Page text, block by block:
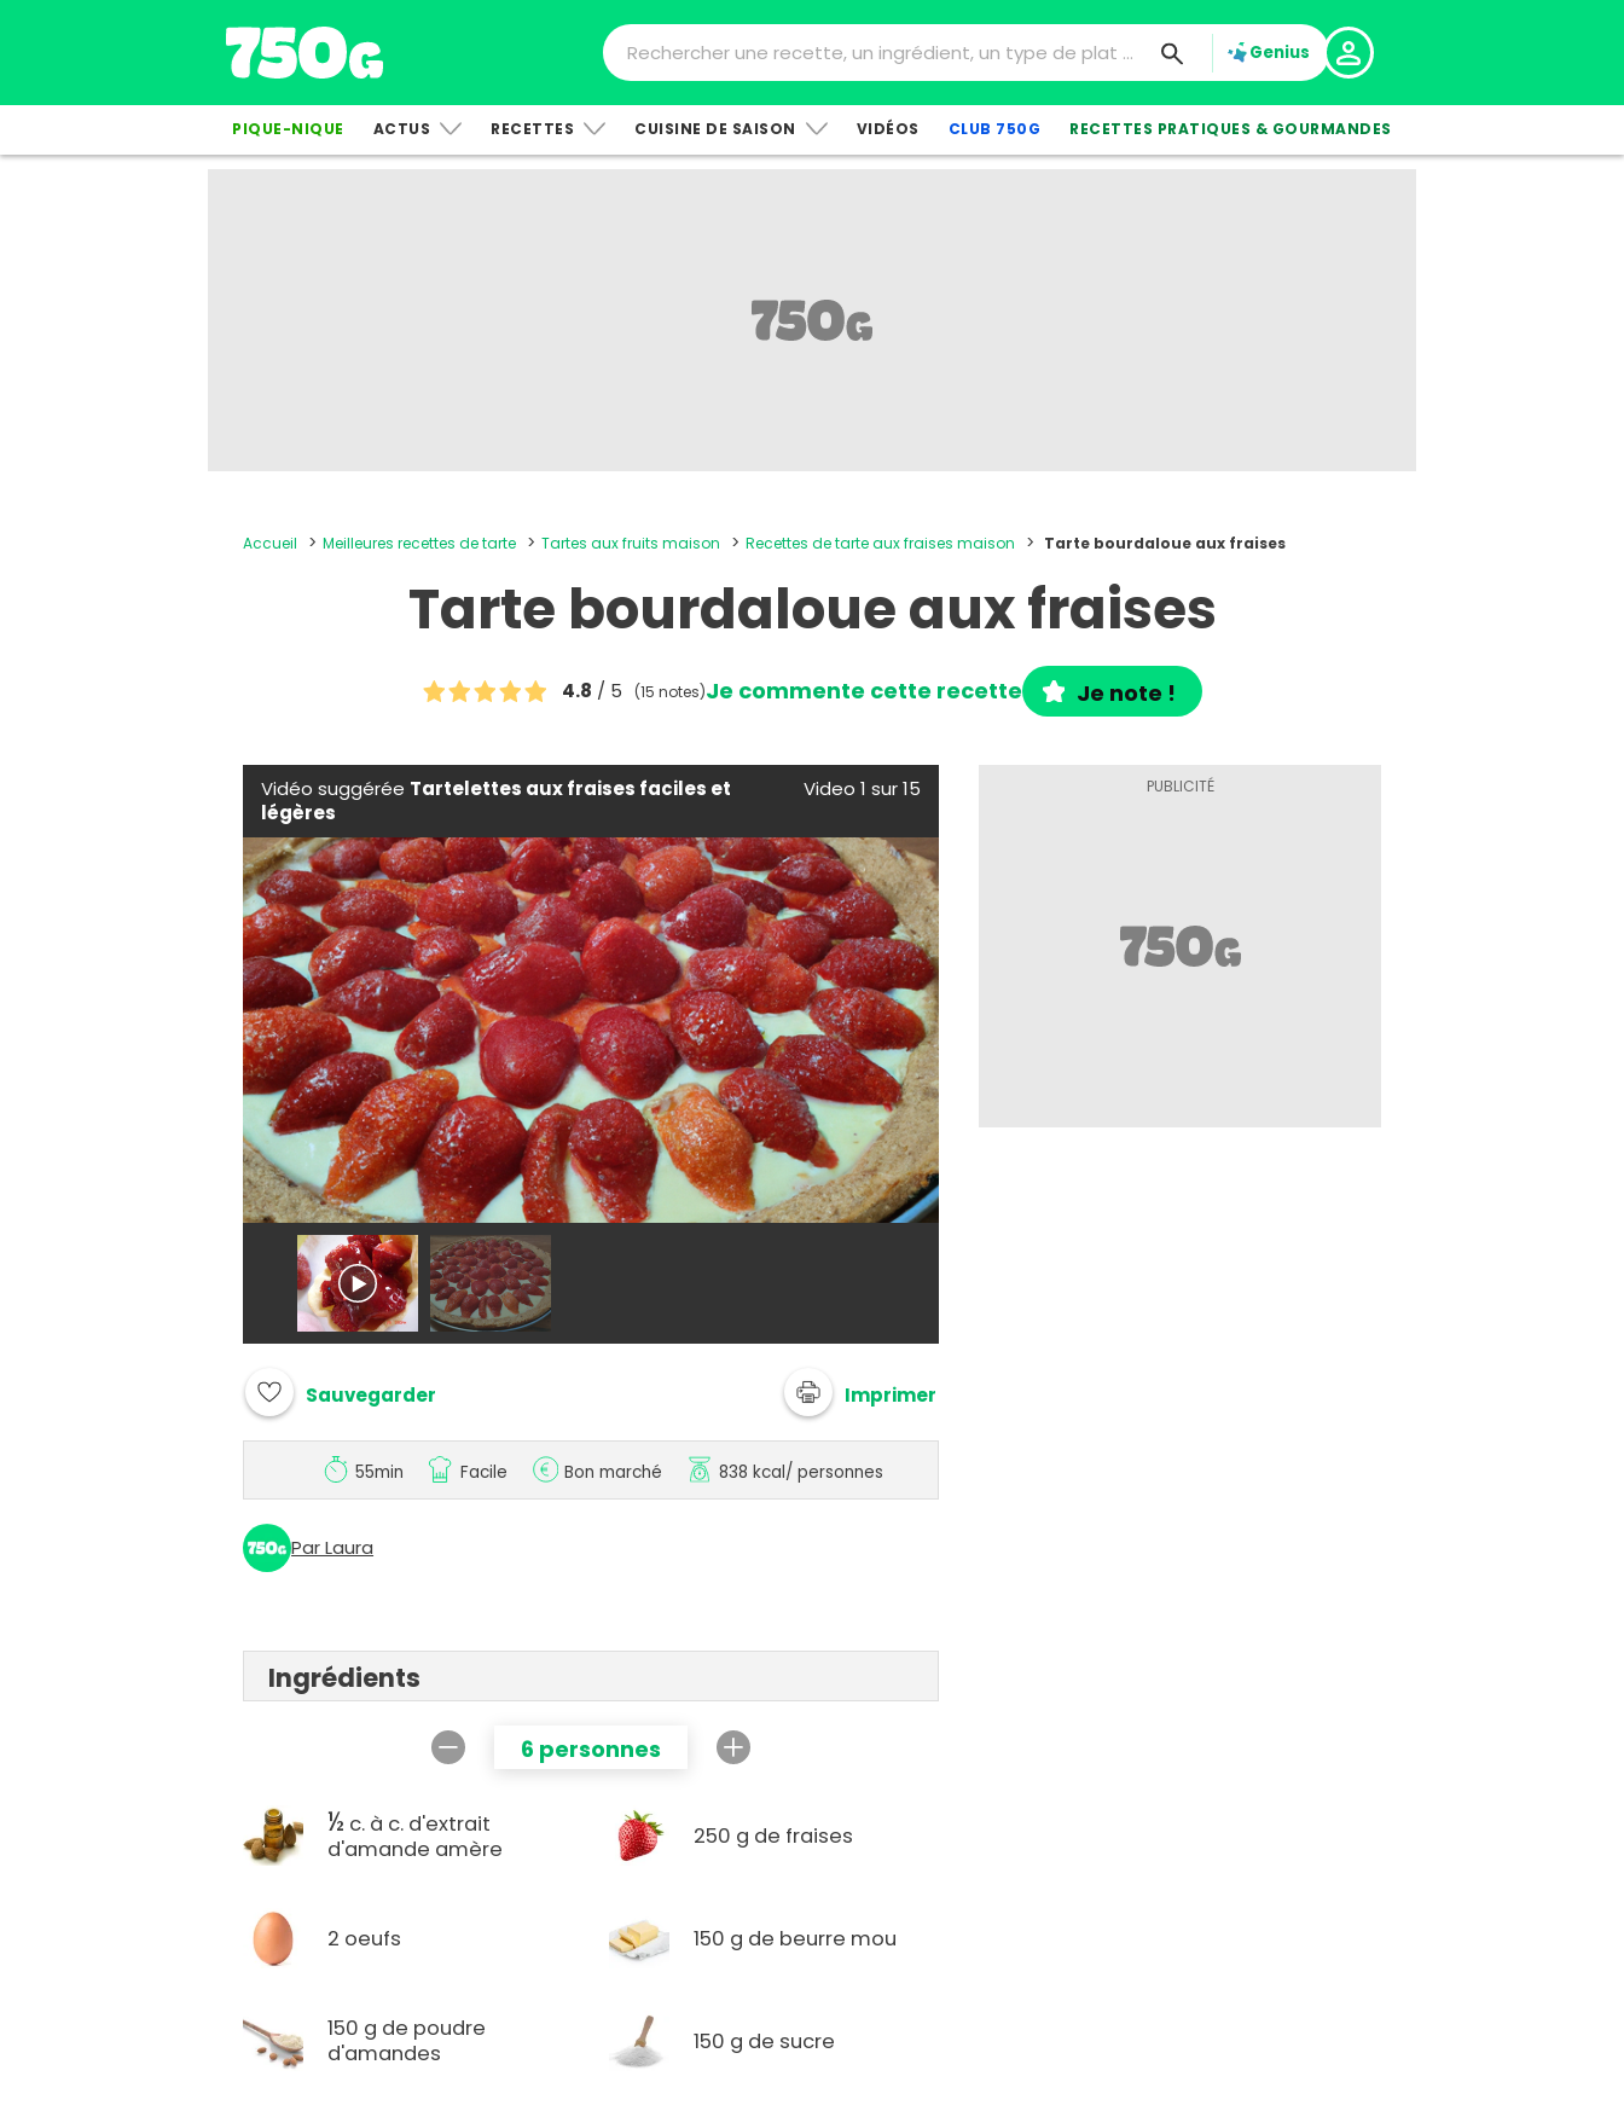
Genius
PIQUE-NIQUE ACTUS RECETTES CUISINE DE SAISON VIDÉOS CLUB 750G RECETTES PRATIQUES & GOURMANDES
Accueil Meilleures recettes de tarte Tartes aux fruits maison Recettes de tarte aux fraises maison Tarte bourdaloue aux fraises
Tarte bourdaloue aux fraises
4.8 / 5 (15 notes)Je commente cette recette Je note !
Vidéo suggérée Tartelettes aux fraises faciles et
légères
Video 1 sur 15
Sauvegarder Imprimer
55min Facile Bon marché 838 kcal/ personnes
Par Laura
Ingrédients
6 personnes
½ c. à c. d'extrait
d'amande amère
250 g de fraises
2 oeufs 150 g de beurre mou
150 g de poudre
d'amandes
150 g de sucre